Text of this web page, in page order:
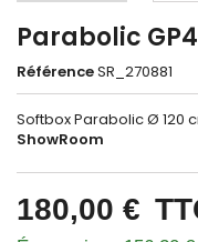
Parabolic
RéférenceSR_270881
Softbox Parabolic Ø 120
ShowRoom
180,00 €